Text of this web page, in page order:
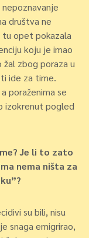
društva ne
tu opet pokazala
koju je imao
žal zbog poraza u
ide za time.
poraženima se
izokrenut pogled
Je li to zato
nema ništa za
su bili, nisu
snaga emigrirao,